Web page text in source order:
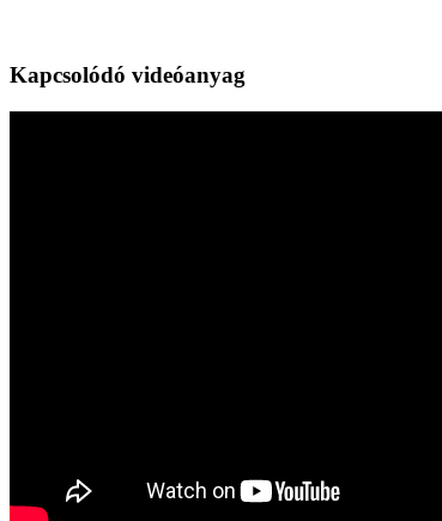
Kapcsolódó videóanyag